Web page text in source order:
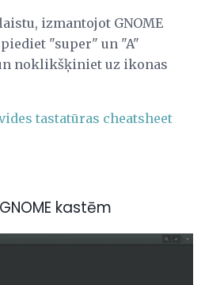
izmantojot GNOME
"super" un "A"
noklikšķiniet uz ikonas
tastatūras cheatsheet
kastēm